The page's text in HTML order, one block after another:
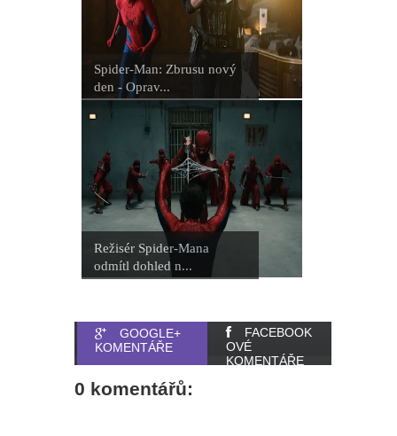
Spider-Man: Zbrusu nový
den - Oprav...
Režisér Spider-Mana
odmítl dohled n...
GOOGLE+
KOMENTÁŘE
FACEBOOK
OVÉ
KOMENTÁŘE
0 komentářů: